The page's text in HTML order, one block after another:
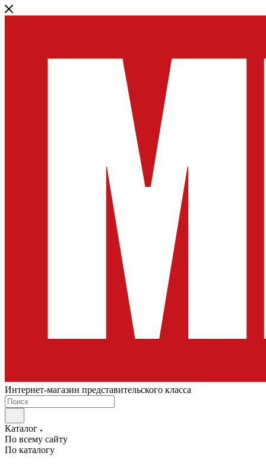
Интернет-магазин представительского класса
Каталог
По всему сайту
По каталогу